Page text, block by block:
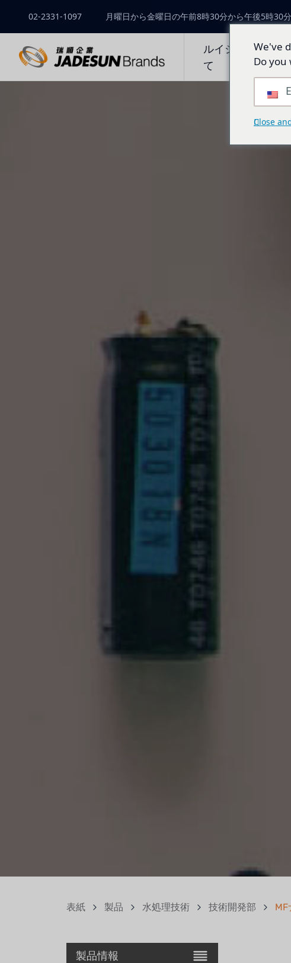
02-2331-1097 月曜日から金曜日の午前8時30分から午後5時30分
ルイシュンについ
て
表紙 製品 水処理技術 技術開発部
製品情報
We've
Do you
Close